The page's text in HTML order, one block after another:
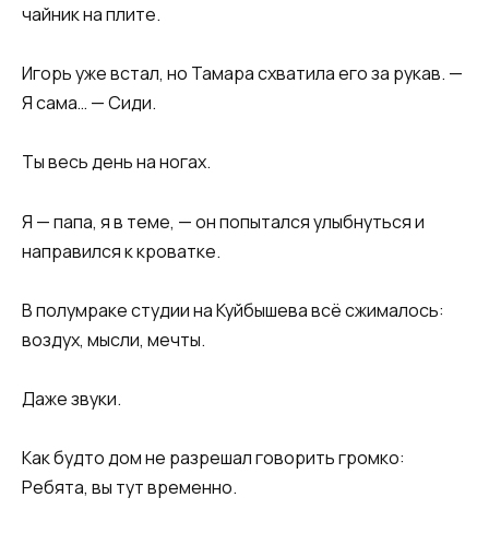
чайник на плите.
Игорь уже встал, но Тамара схватила его за рукав. —
Я сама… — Сиди.
Ты весь день на ногах.
Я — папа, я в теме, — он попытался улыбнуться и
направился к кроватке.
В полумраке студии на Куйбышева всё сжималось:
воздух, мысли, мечты.
Даже звуки.
Как будто дом не разрешал говорить громко:
Ребята, вы тут временно.